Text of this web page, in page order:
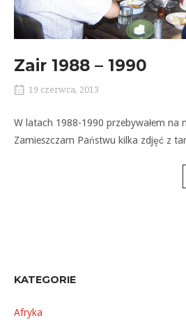
Zair 1988 – 1990
19 czerwca, 2013
W latach 1988-1990 przebywałem na
Zamieszczam Państwu kilka zdjęć z
KATEGORIE
Afryka